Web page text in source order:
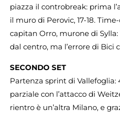
piazza il controbreak: prima
il muro di Perovic, 17-18.
capitan Orro, murone di Sylla:
dal centro, ma l’errore di Bici
SECONDO SET
Partenza sprint di Vallefoglia:
parziale con l’attacco di
rientro è un’altra Milano, e